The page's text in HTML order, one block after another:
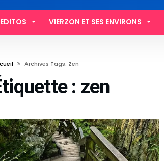
EDITOS VIERZON ET SES ENVIRONS
Archives Tags: Zen
: zen